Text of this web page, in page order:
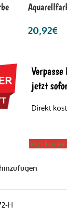
20,92€
jetzt
Direkt
Jetzt
H